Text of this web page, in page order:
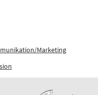
Marketing